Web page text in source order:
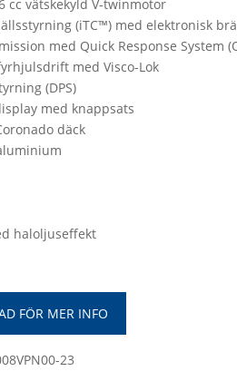
cc vätskekyld V-twinmotor
(iTC™) med elektronisk
med Quick Response System
med Visco-Lok
(DPS)
med knappsats
däck
haloljuseffekt
FÖR MER INFO
23